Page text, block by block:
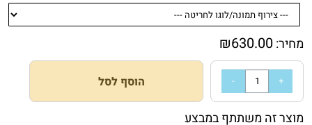
מחיר: ₪630.00
הוסף לסל
מוצר זה משתתף במבצע